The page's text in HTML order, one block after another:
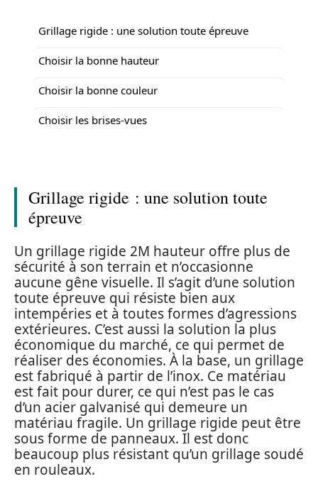
Grillage rigide : une solution toute épreuve
Choisir la bonne hauteur
Choisir la bonne couleur
Choisir les brises-vues
Grillage rigide : une solution toute
épreuve
Un grillage rigide 2M hauteur offre plus de
sécurité à son terrain et n’occasionne
aucune gêne visuelle. Il s’agit d’une solution
toute épreuve qui résiste bien aux
intempéries et à toutes formes d’agressions
extérieures. C’est aussi la solution la plus
économique du marché, ce qui permet de
réaliser des économies. À la base, un grillage
est fabriqué à partir de l’inox. Ce matériau
est fait pour durer, ce qui n’est pas le cas
d’un acier galvanisé qui demeure un
matériau fragile. Un grillage rigide peut être
sous forme de panneaux. Il est donc
beaucoup plus résistant qu’un grillage soudé
en rouleaux.